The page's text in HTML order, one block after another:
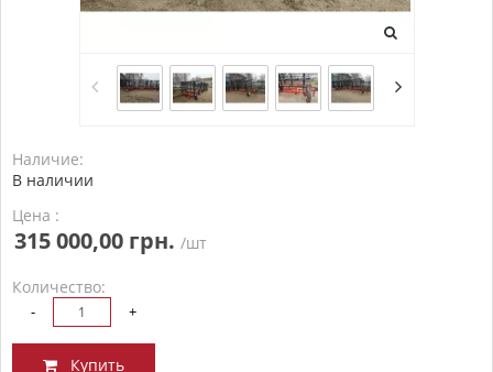
Наличие:
В наличии
Цена :
315 000,00 грн. /шт
Количество:
- +
Купить